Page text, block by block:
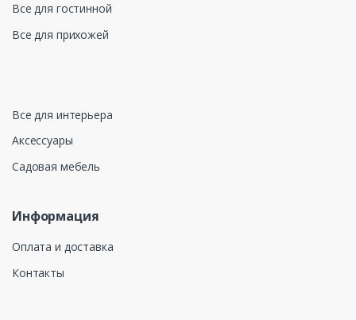
Все для гостинной
Все для прихожей
Все для интерьера
Аксессуары
Садовая мебель
Информация
Оплата и доставка
Контакты